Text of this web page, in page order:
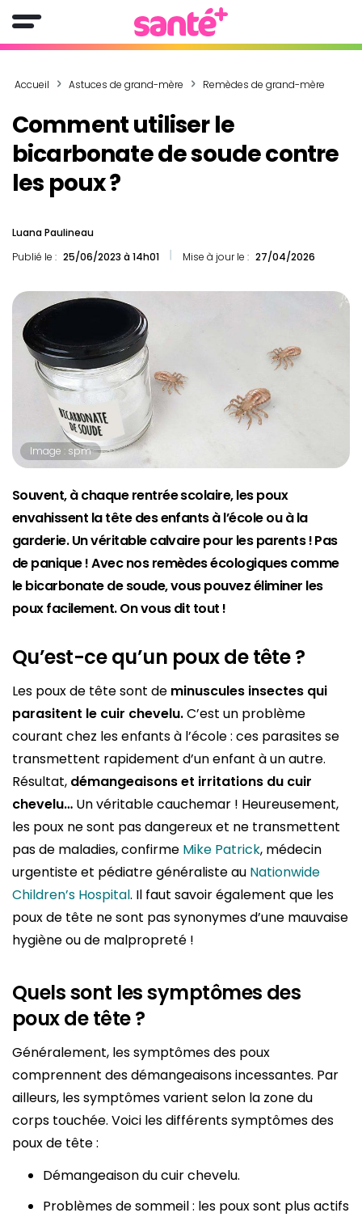
Accueil Astuces de grand-mère Remèdes de grand-mère
Comment utiliser le
bicarbonate de soude contre
les poux ?
Luana Paulineau
Publié le : 25/06/2023 à 14h01 Mise à jour le : 27/04/2026
Image : spm
Souvent, à chaque rentrée scolaire, les poux
envahissent la tête des enfants à l’école ou à la
garderie. Un véritable calvaire pour les parents ! Pas
de panique ! Avec nos remèdes écologiques comme
le bicarbonate de soude, vous pouvez éliminer les
poux facilement. On vous dit tout !
Qu’est-ce qu’un poux de tête ?
Les poux de tête sont de minuscules insectes qui
parasitent le cuir chevelu.C’est un problème
courant chez les enfants à l’école : ces parasites se
transmettent rapidement d’un enfant à un autre.
Résultat, démangeaisons et irritations du cuir
chevelu… Un véritable cauchemar ! Heureusement,
les poux ne sont pas dangereux et ne transmettent
pas de maladies, confirme Mike Patrick, médecin
urgentiste et pédiatre généraliste au Nationwide
Children’s Hospital. Il faut savoir également que les
poux de tête ne sont pas synonymes d’une mauvaise
hygiène ou de malpropreté !
Quels sont les symptômes des
poux de tête ?
Généralement, les symptômes des poux
comprennent des démangeaisons incessantes. Par
ailleurs, les symptômes varient selon la zone du
corps touchée. Voici les différents symptômes des
poux de tête :
Démangeaison du cuir chevelu.
Problèmes de sommeil : les poux sont plus actifs